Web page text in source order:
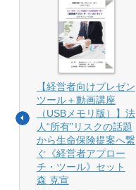
【経営者向けプレゼン
ツール＋動画講座
（USBメモリ版）】法
人“所有”リスクの話題
から生命保険提案へ繋
ぐ《経営者アプロー
チ・ツール》セット
森 克宣